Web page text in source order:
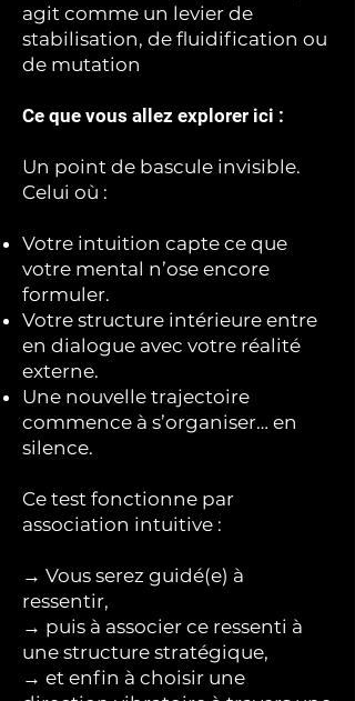
agit comme un levier de
stabilisation, de fluidification ou
de mutation
Ce que vous allez explorer ici :
Un point de bascule invisible.
Celui où :
Votre intuition capte ce que
votre mental n’ose encore
formuler.
Votre structure intérieure entre
en dialogue avec votre réalité
externe.
Une nouvelle trajectoire
commence à s’organiser… en
silence.
Ce test fonctionne par
association intuitive :
→ Vous serez guidé(e) à
ressentir,
→ puis à associer ce ressenti à
une structure stratégique,
→ et enfin à choisir une